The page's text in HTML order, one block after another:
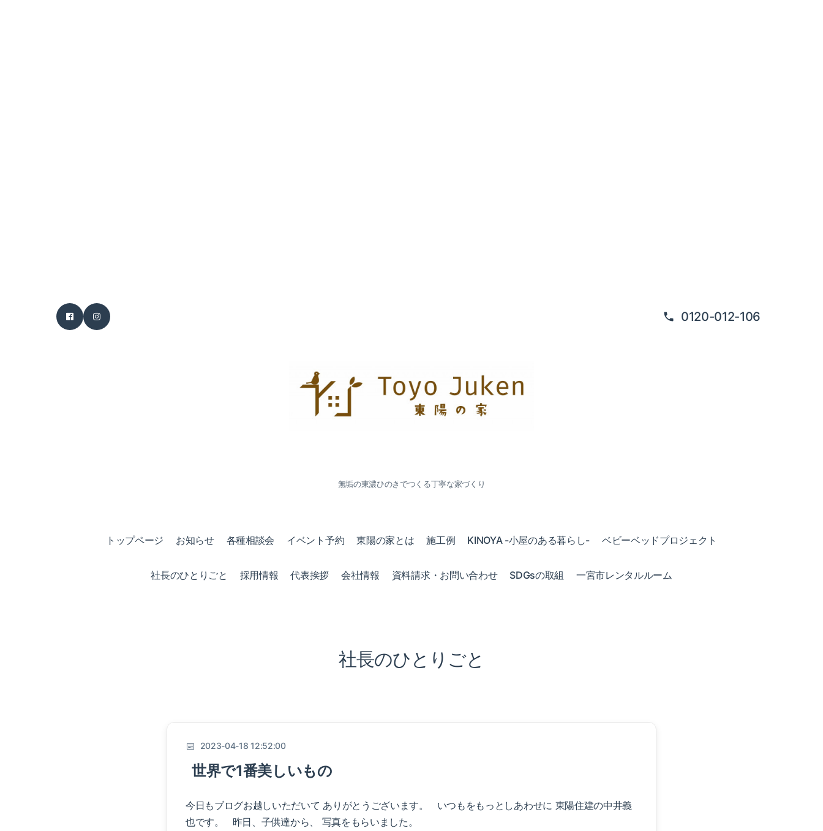
0120-012-106
無垢の東濃ひのきでつくる丁寧な家づくり
トップページ お知らせ 各種相談会 イベント予約 東陽の家とは 施工例 KINOYA -小屋のある暮らし- ベビーベッドプロジェクト
社長のひとりごと 採用情報 代表挨拶 会社情報 資料請求・お問い合わせ SDGsの取組 一宮市レンタルルーム
社長のひとりごと
2023-04-18 12:52:00
世界で1番美しいもの
今日もブログお越しいただいて ありがとうございます。 いつもをもっとしあわせに 東陽住建の中井義
也です。 昨日、子供達から、 写真をもらいました。